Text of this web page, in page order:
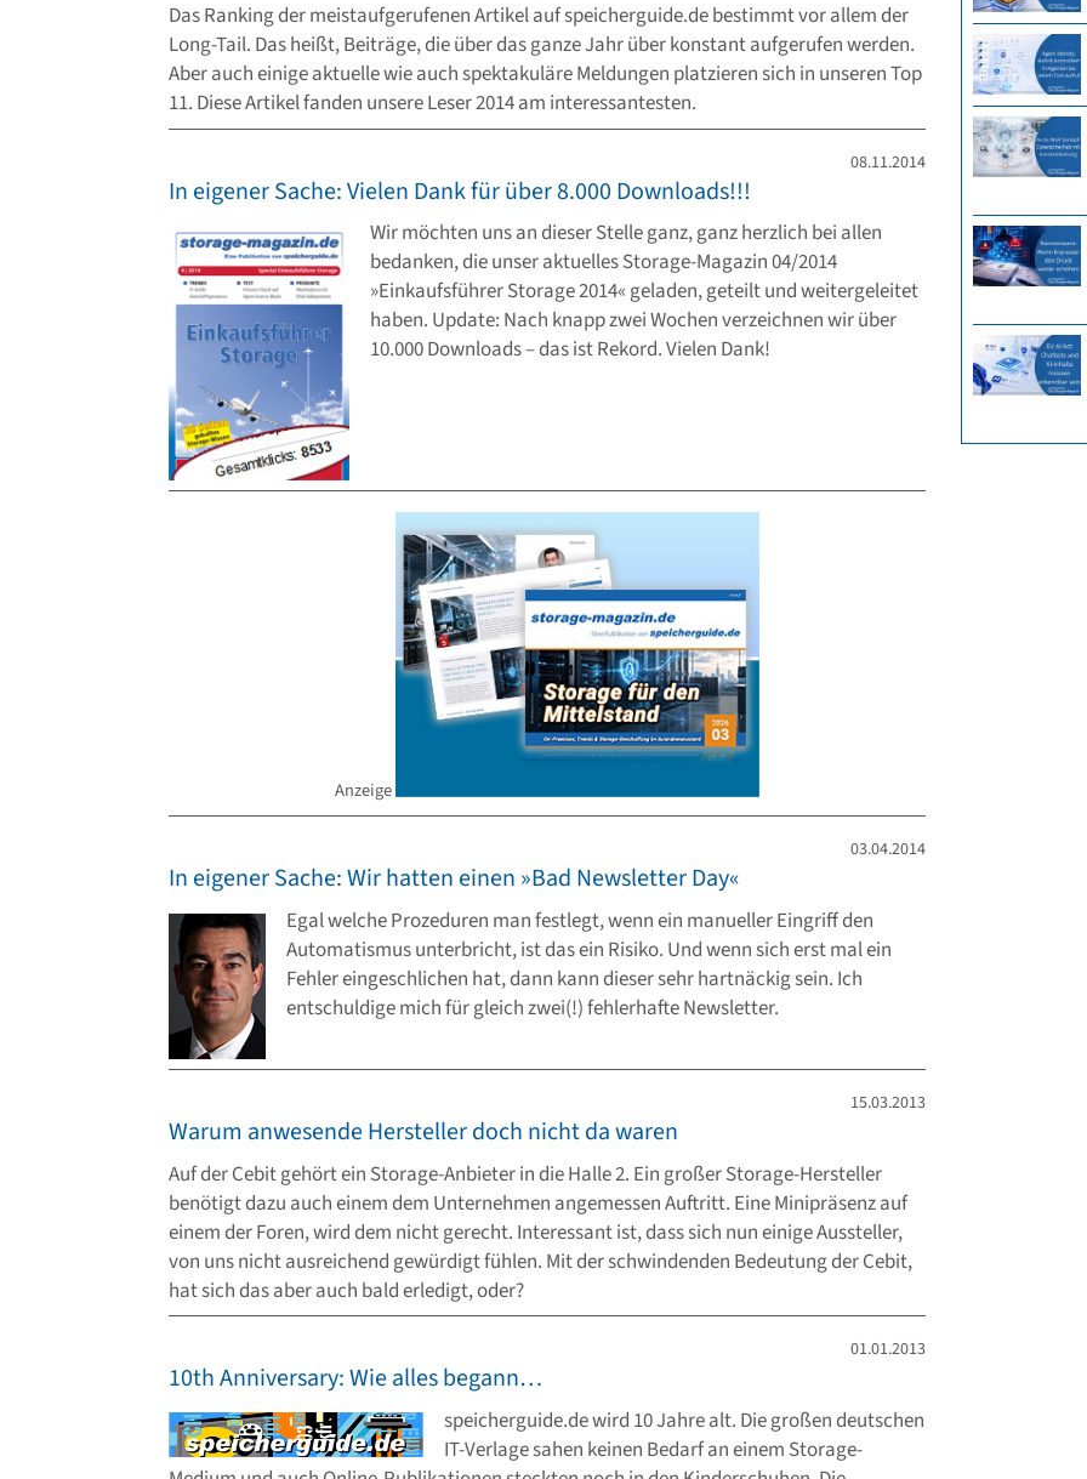
Das Ranking der meistaufgerufenen Artikel auf speicherguide.de bestimmt vor allem der
Long-Tail. Das heißt, Beiträge, die über das ganze Jahr über konstant aufgerufen werden.
Aber auch einige aktuelle wie auch spektakuläre Meldungen platzieren sich in unseren Top
11. Diese Artikel fanden unsere Leser 2014 am interessantesten.
08.11.2014
In eigener Sache: Vielen Dank für über 8.000 Downloads!!!
Wir möchten uns an dieser Stelle ganz, ganz herzlich bei allen
bedanken, die unser aktuelles Storage-Magazin 04/2014
»Einkaufsführer Storage 2014« geladen, geteilt und weitergeleitet
haben. Update: Nach knapp zwei Wochen verzeichnen wir über
10.000 Downloads – das ist Rekord. Vielen Dank!
Anzeige
03.04.2014
In eigener Sache: Wir hatten einen »Bad Newsletter Day«
Egal welche Prozeduren man festlegt, wenn ein manueller Eingriff den
Automatismus unterbricht, ist das ein Risiko. Und wenn sich erst mal ein
Fehler eingeschlichen hat, dann kann dieser sehr hartnäckig sein. Ich
entschuldige mich für gleich zwei(!) fehlerhafte Newsletter.
15.03.2013
Warum anwesende Hersteller doch nicht da waren
Auf der Cebit gehört ein Storage-Anbieter in die Halle 2. Ein großer Storage-Hersteller
benötigt dazu auch einem dem Unternehmen angemessen Auftritt. Eine Minipräsenz auf
einem der Foren, wird dem nicht gerecht. Interessant ist, dass sich nun einige Aussteller,
von uns nicht ausreichend gewürdigt fühlen. Mit der schwindenden Bedeutung der Cebit,
hat sich das aber auch bald erledigt, oder?
01.01.2013
10th Anniversary: Wie alles begann…
speicherguide.de wird 10 Jahre alt. Die großen deutschen
IT-Verlage sahen keinen Bedarf an einem Storage-